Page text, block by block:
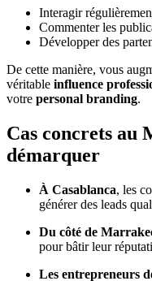
Interagir
Commenter les
Développer des
De cette manière, vous
véritable influence
votre personal branding.
Cas concrets au
démarquer
À Casablanca, les
générer des leads
Du côté de
pour bâtir leur
Les entrepreneurs